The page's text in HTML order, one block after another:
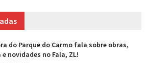
do Parque do Carmo fala sobre obras,
novidades no Fala, ZL!